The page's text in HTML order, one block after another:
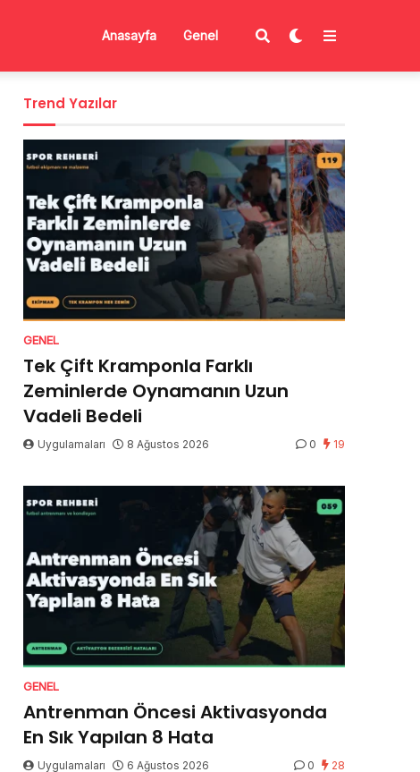
Anasayfa Genel
Trend Yazılar
GENEL
Tek Çift Kramponla Farklı
Zeminlerde Oynamanın Uzun
Vadeli Bedeli
Uygulamaları 8 Ağustos 2026 0 19
GENEL
Antrenman Öncesi Aktivasyonda
En Sık Yapılan 8 Hata
Uygulamaları 6 Ağustos 2026 0 28